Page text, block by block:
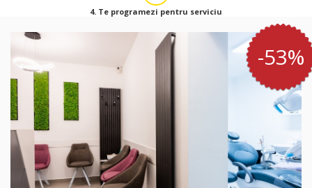
4. Te programezi pentru serviciu
-53%